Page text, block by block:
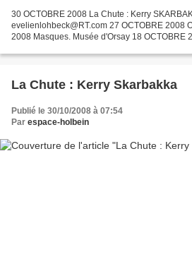
30 OCTOBRE 2008 La Chute : Kerry
evelienlohbeck@RT.com 27 OCTOBRE 2008
2008 Masques. Musée d'Orsay 18 OCTOBRE
commentaires, MANFREDINI...
La Chute : Kerry Skarbakka
Publié le 30/10/2008 à 07:54
Par espace-holbein